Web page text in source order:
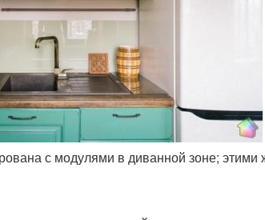
с модулями в диванной зоне;